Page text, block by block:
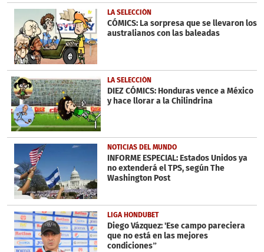
LA SELECCIÓN
CÓMICS: La sorpresa que se llevaron los
australianos con las baleadas
LA SELECCIÓN
DIEZ CÓMICS: Honduras vence a México
y hace llorar a la Chilindrina
NOTICIAS DEL MUNDO
INFORME ESPECIAL: Estados Unidos ya
no extenderá el TPS, según The
Washington Post
LIGA HONDUBET
Diego Vázquez: 'Ese campo pareciera
que no está en las mejores
condiciones”